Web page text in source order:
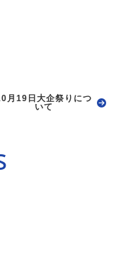
月19日大企祭りにつ
いて